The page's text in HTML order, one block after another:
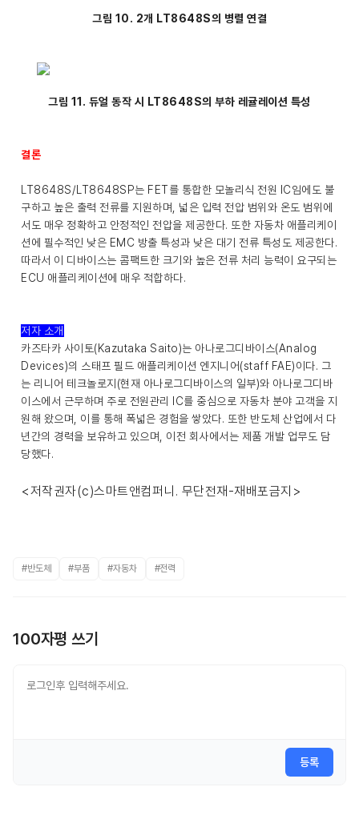
그림 10. 2개 LT8648S의 병렬 연결
그림 11. 듀얼 동작 시 LT8648S의 부하 레귤레이션 특성
결론
LT8648S/LT8648SP는 FET를 통합한 모놀리식 전원 IC임에도 불
구하고 높은 출력 전류를 지원하며, 넓은 입력 전압 범위와 온도 범위에
서도 매우 정확하고 안정적인 전압을 제공한다. 또한 자동차 애플리케이
션에 필수적인 낮은 EMC 방출 특성과 낮은 대기 전류 특성도 제공한다.
따라서 이 디바이스는 콤팩트한 크기와 높은 전류 처리 능력이 요구되는
ECU 애플리케이션에 매우 적합하다.
저자 소개
카즈타카 사이토(Kazutaka Saito)는 아나로그디바이스(Analog
Devices)의 스태프 필드 애플리케이션 엔지니어(staff FAE)이다. 그
는 리니어 테크놀로지(현재 아나로그디바이스의 일부)와 아나로그디바
이스에서 근무하며 주로 전원관리 IC를 중심으로 자동차 분야 고객을 지
원해 왔으며, 이를 통해 폭넓은 경험을 쌓았다. 또한 반도체 산업에서 다
년간의 경력을 보유하고 있으며, 이전 회사에서는 제품 개발 업무도 담
당했다.
<저작권자(c)스마트앤컴퍼니. 무단전재-재배포금지>
#반도체 #부품 #자동차 #전력
100자평 쓰기
등록